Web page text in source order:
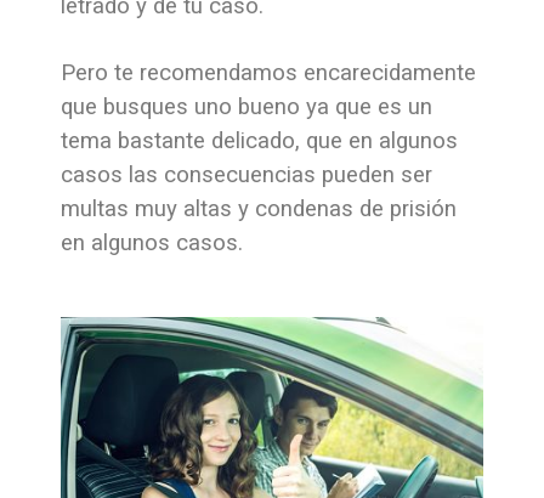
letrado y de tu caso.
Pero te recomendamos encarecidamente
que busques uno bueno ya que es un
tema bastante delicado, que en algunos
casos las consecuencias pueden ser
multas muy altas y condenas de prisión
en algunos casos.